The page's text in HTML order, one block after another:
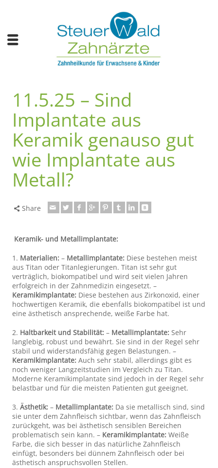
11.5.25 – Sind
Implantate aus
Keramik genauso gut
wie Implantate aus
Metall?
Share
Keramik- und Metallimplantate:
1. Materialien: – Metallimplantate: Diese bestehen meist
aus Titan oder Titanlegierungen. Titan ist sehr gut
verträglich, biokompatibel und wird seit vielen Jahren
erfolgreich in der Zahnmedizin eingesetzt. –
Keramikimplantate: Diese bestehen aus Zirkonoxid, einer
hochwertigen Keramik, die ebenfalls biokompatibel ist und
eine ästhetisch ansprechende, weiße Farbe hat.
2. Haltbarkeit und Stabilität: – Metallimplantate: Sehr
langlebig, robust und bewährt. Sie sind in der Regel sehr
stabil und widerstandsfähig gegen Belastungen. –
Keramikimplantate: Auch sehr stabil, allerdings gibt es
noch weniger Langzeitstudien im Vergleich zu Titan.
Moderne Keramikimplantate sind jedoch in der Regel sehr
belastbar und für die meisten Patienten gut geeignet.
3. Ästhetik: – Metallimplantate: Da sie metallisch sind, sind
sie unter dem Zahnfleisch sichtbar, wenn das Zahnfleisch
zurückgeht, was bei ästhetisch sensiblen Bereichen
problematisch sein kann. – Keramikimplantate: Weiße
Farbe, die sich besser in das natürliche Zahnfleisch
einfügt, besonders bei dünnem Zahnfleisch oder bei
ästhetisch anspruchsvollen Stellen.